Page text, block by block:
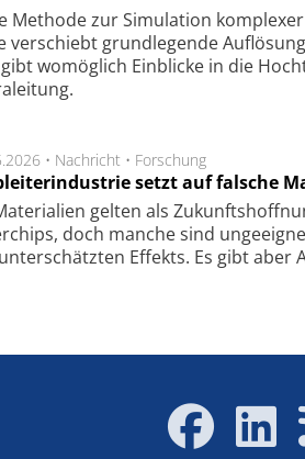
Methode zur Simu­la­tion
ver­schiebt grund­le­gen­de
wo­mög­lich Ein­blicke in die
• Nachricht • Forschung
setzt auf falsche
gel­ten als
doch man­che sind
Ef­fekts. Es gibt aber